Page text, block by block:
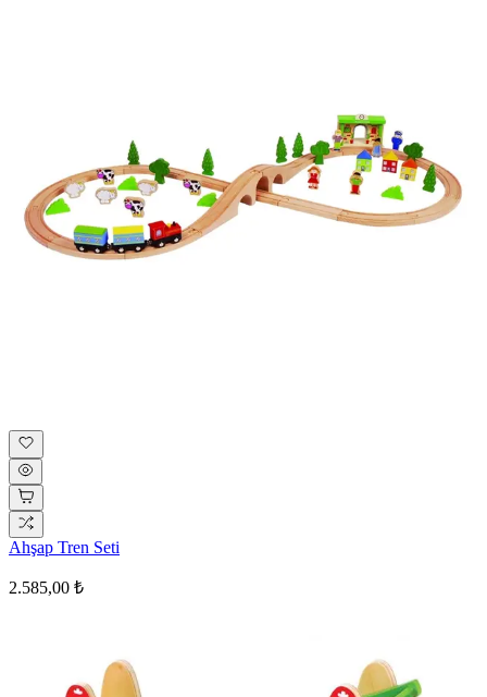
Ahşap Tren Seti
2.585,00 ₺